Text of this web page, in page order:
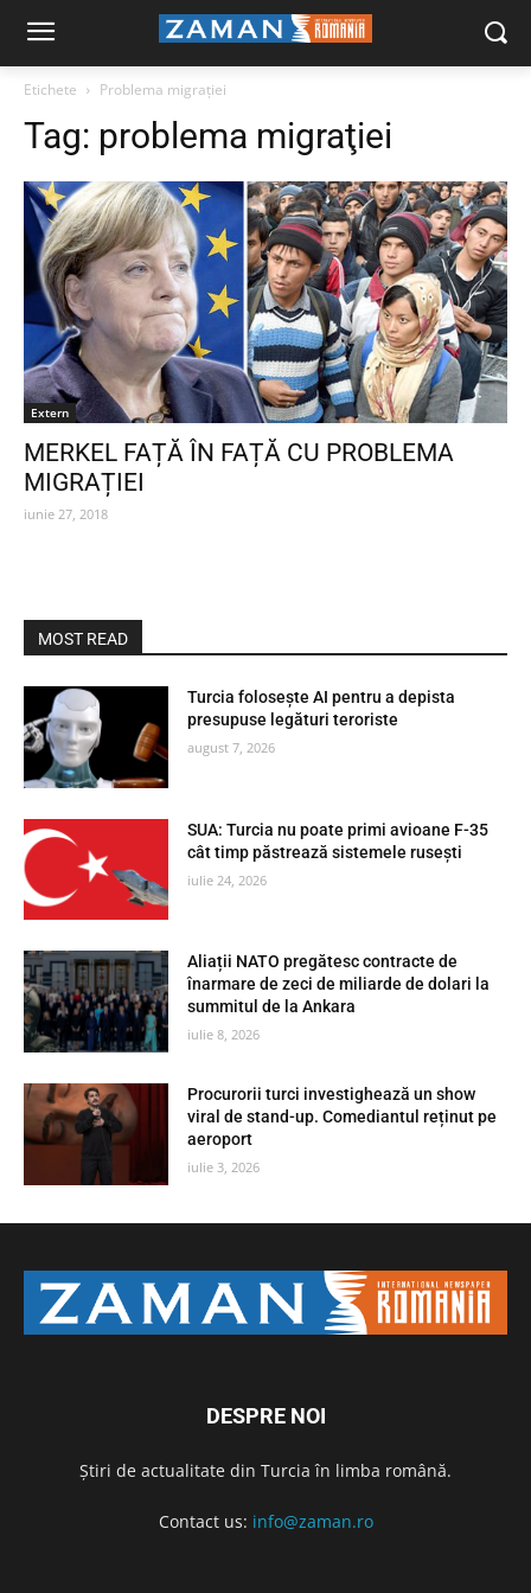
Etichete Problema migraţiei
Tag: problema migraţiei
Extern
MERKEL FAȚĂ ÎN FAȚĂ CU PROBLEMA
MIGRAȚIEI
iunie 27, 2018
MOST READ
Turcia folosește AI pentru a depista
presupuse legături teroriste
august 7, 2026
SUA: Turcia nu poate primi avioane F-35
cât timp păstrează sistemele rusești
iulie 24, 2026
Aliații NATO pregătesc contracte de
înarmare de zeci de miliarde de dolari la
summitul de la Ankara
iulie 8, 2026
Procurorii turci investighează un show
viral de stand-up. Comediantul reținut pe
aeroport
iulie 3, 2026
DESPRE NOI
Știri de actualitate din Turcia în limba română.
Contact us: info@zaman.ro